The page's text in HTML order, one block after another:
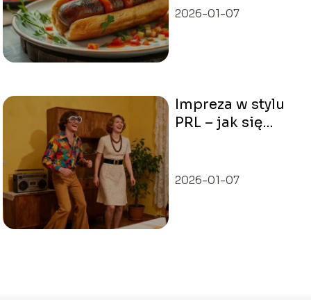
po kroku
2026-01-07
Impreza w stylu
PRL – jak się
2026-01-07